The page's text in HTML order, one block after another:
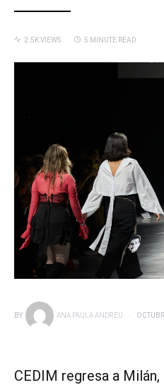
2.5K VIEWS 5 MINUTE READ
BY ANA PAULA ANDREU
CEDIM regresa a